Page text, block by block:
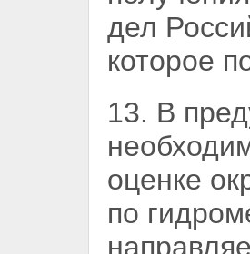
дел
которое
13. В
оценке
по